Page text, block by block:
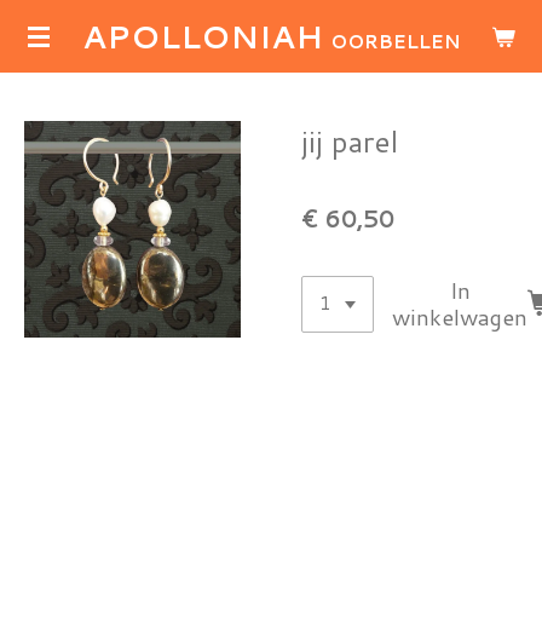
Ga
de
hoofdinhoud
APOLLONIAH OORBELLEN
jij parel
€ 60,50
In
winkelwagen